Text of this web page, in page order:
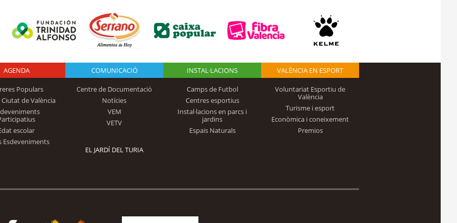
Logo Fundación
Trinidad Alfonso
AGENDA
Populars
de València
escolar
Esdeveniments
COMUNICACIÓ
Centre de Documentació
Notícies
VEM
VETV
INSTAL·LACIONS
Camps de Futbol
Centres esportius
Instal·lacions en parcs i
jardins
Espais Naturals
VALÈNCIA EN ESPORT
Voluntariat Esportiu de
València
Turisme i esport
Econòmica i coneixement
Premios
EL JARDÍ DEL TURIA